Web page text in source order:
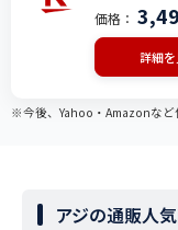
価格：
詳細を
※今後、Yahoo・Amazonなど
アジの通販人